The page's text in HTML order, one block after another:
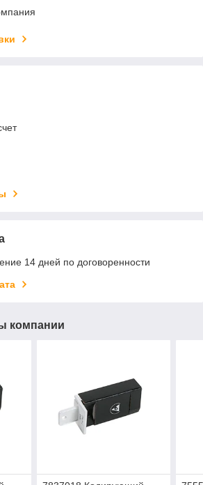
14 дней по договоренности
компании